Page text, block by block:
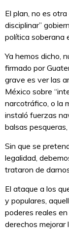
El plan, no es
disciplinar”
política soberana
Ya hemos dicho,
firmado por
grave es ver las
México sobre
narcotráfico, o la
instaló fuerzas
balsas
Sin que se
legalidad,
trataron de
El ataque a los
y populares,
poderes reales
derechos mejorar